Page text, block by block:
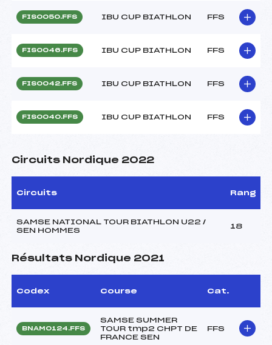
FIS0050.FFS IBU CUP BIATHLON FFS
FIS0046.FFS IBU CUP BIATHLON FFS
FIS0042.FFS IBU CUP BIATHLON FFS
FIS0040.FFS IBU CUP BIATHLON FFS
Circuits Nordique 2022
Circuits Rang
SAMSE NATIONAL TOUR BIATHLON U22 /
SEN HOMMES
18
Résultats Nordique 2021
Codex Course Cat.
BNAM0124.FFS
SAMSE SUMMER
TOUR tmp2 CHPT DE
FRANCE SEN
FFS